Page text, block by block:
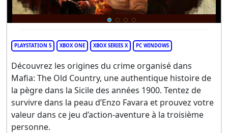
PLAYSTATION 5 XBOX ONE XBOX SERIES X PC WINDOWS
Découvrez les origines du crime organisé dans
Mafia: The Old Country, une authentique histoire de
la pègre dans la Sicile des années 1900. Tentez de
survivre dans la peau d’Enzo Favara et prouvez votre
valeur dans ce jeu d’action-aventure à la troisième
personne.